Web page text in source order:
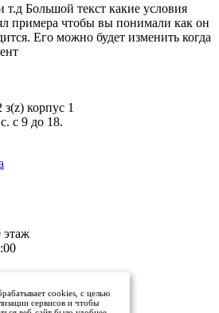
т.д Большой текст какие условия
примера чтобы вы понимали как он
Его можно будет изменить когда
корпус 1
с 9 до 18.
этаж
cookies, с целью
сервисов и чтобы